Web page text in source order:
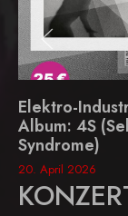
Elektro-
Album: 4S
Syndrome)
20. April 2026